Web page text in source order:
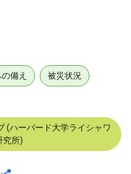
備え 被災状況
(ハーバード大学ライシャワ
究所)